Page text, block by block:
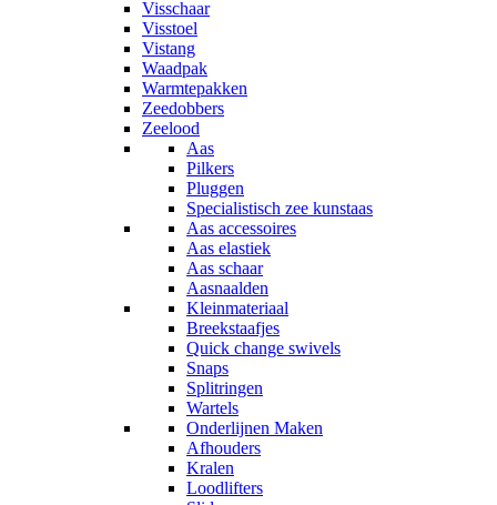
Visschaar
Visstoel
Vistang
Waadpak
Warmtepakken
Zeedobbers
Zeelood
Aas
Pilkers
Pluggen
Specialistisch zee kunstaas
Aas accessoires
Aas elastiek
Aas schaar
Aasnaalden
Kleinmateriaal
Breekstaafjes
Quick change swivels
Snaps
Splitringen
Wartels
Onderlijnen Maken
Afhouders
Kralen
Loodlifters